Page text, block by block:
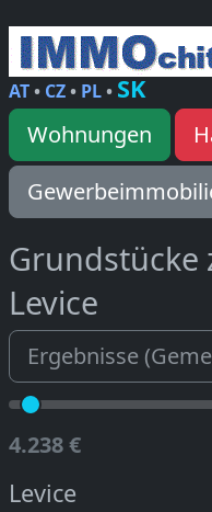
AT• CZ• PL• SK
Wohnungen
Grundstücke
Levice
4.238 €
Levice